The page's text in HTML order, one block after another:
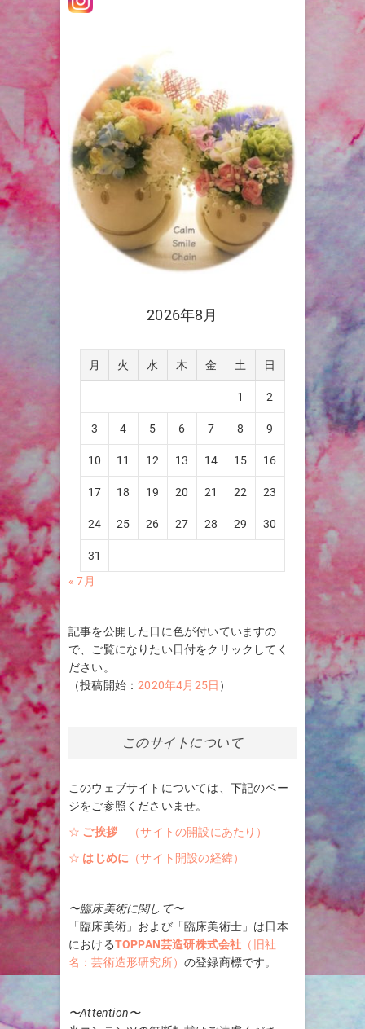
2026年8月
月 火 水 木 金 土 日
1 2
3 4 5 6 7 8 9
10 11 12 13 14 15 16
17 18 19 20 21 22 23
24 25 26 27 28 29 30
31
« 7月
記事を公開した日に色が付いていますの
で、ご覧になりたい日付をクリックしてく
ださい。
（投稿開始：2020年4月25日 ）
このサイトについて
このウェブサイトについては、下記のペー
ジをご参照くださいませ。
☆ ご挨拶
（サイトの開設にあたり）
☆ はじめに （サイト開設の経緯）
〜臨床美術に関して〜
「臨床美術」および「臨床美術士」は日本
におけるTOPPAN芸造研株式会社 （旧社
名：芸術造形研究所） の登録商標です。
〜Attention〜